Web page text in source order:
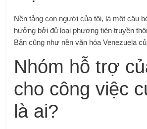
Nền tảng con người của tôi, là một cậu
hưởng bởi đủ loại phương tiện truyền
Bản cũng như nền văn hóa Venezuela
Nhóm hỗ trợ
cho công việc
là ai?